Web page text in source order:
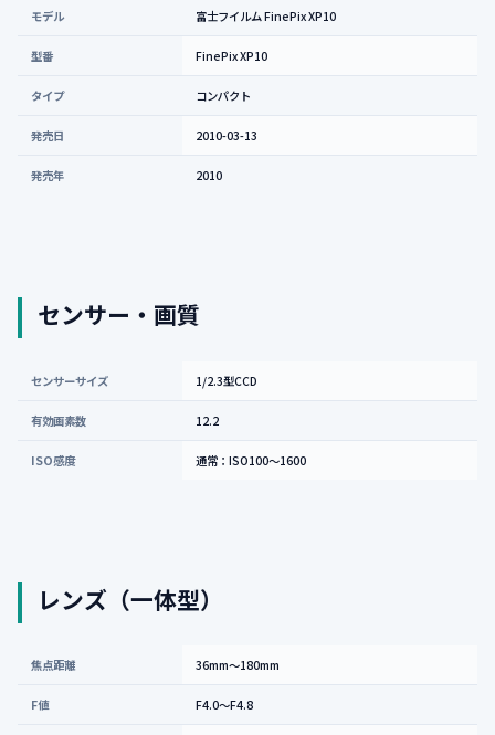
モデル 富士フイルム FinePix XP10
型番 FinePix XP10
タイプ コンパクト
発売日 2010-03-13
発売年 2010
センサー・画質
センサーサイズ 1/2.3型CCD
有効画素数 12.2
ISO感度 通常：ISO100～1600
レンズ（一体型）
焦点距離 36mm～180mm
F値 F4.0～F4.8